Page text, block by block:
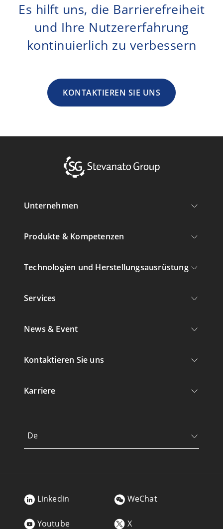
Es hilft uns, die Barrierefreiheit
und Ihre Nutzererfahrung
kontinuierlich zu verbessern
KONTAKTIEREN SIE UNS
Unternehmen
Produkte & Kompetenzen
Technologien und Herstellungsausrüstung
Services
News & Event
Kontaktieren Sie uns
Karriere
De
Linkedin WeChat
Youtube X